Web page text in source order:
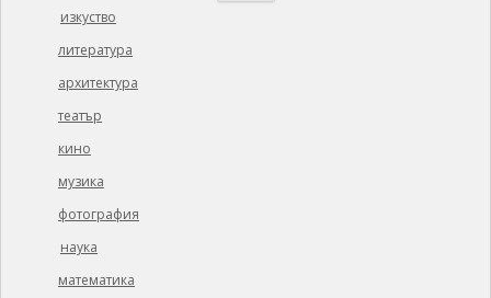
изкуство
литература
архитектура
театър
кино
музика
фотография
наука
математика